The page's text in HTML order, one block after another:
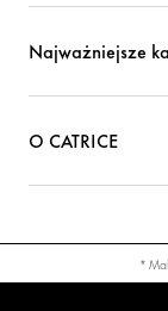
Najważniejsze
O CATRICE
*